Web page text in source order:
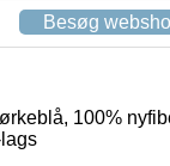
Besøg
100%